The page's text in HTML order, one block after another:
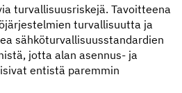
turvallisuusriskejä. Tavoitteena
turvallisuutta ja
sähköturvallisuusstandardien
jotta alan asennus- ja
entistä paremmin